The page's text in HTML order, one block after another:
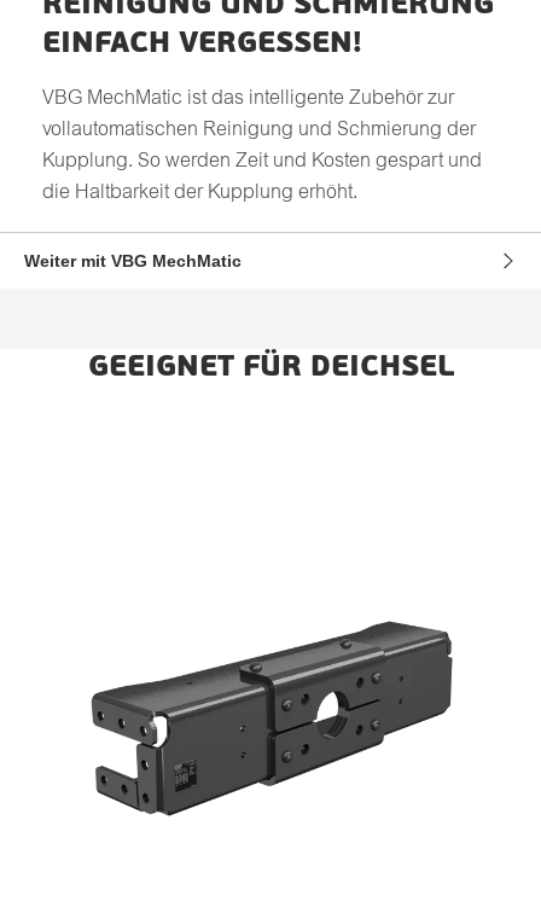
REINIGUNG UND SCHMIERUNG
EINFACH VERGESSEN!
VBG MechMatic ist das intelligente Zubehör zur
vollautomatischen Reinigung und Schmierung der
Kupplung. So werden Zeit und Kosten gespart und
die Haltbarkeit der Kupplung erhöht.
Weiter mit VBG MechMatic
GEEIGNET FÜR DEICHSEL